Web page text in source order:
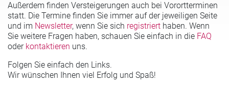
Außerdem finden Versteigerungen auch bei Vorortterminen
statt. Die Termine finden Sie immer auf der jeweiligen Seite
und im Newsletter, wenn Sie sich registriert haben. Wenn
Sie weitere Fragen haben, schauen Sie einfach in die FAQ
oder kontaktieren uns.
Folgen Sie einfach den Links.
Wir wünschen Ihnen viel Erfolg und Spaß!